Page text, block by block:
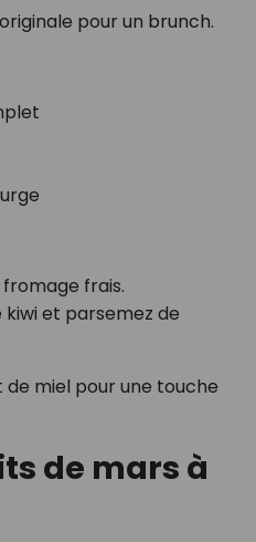
pour un brunch.
frais.
kiwi et parsemez de
de miel pour une touche
de mars à